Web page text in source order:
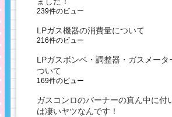
239件のビュー
LPガス機器の消費量について
216件のビュー
LPガスボンベ・調整器・ガスメータ
ついて
169件のビュー
ガスコンロのバーナーの真ん中に付
は凄いヤツなんです！